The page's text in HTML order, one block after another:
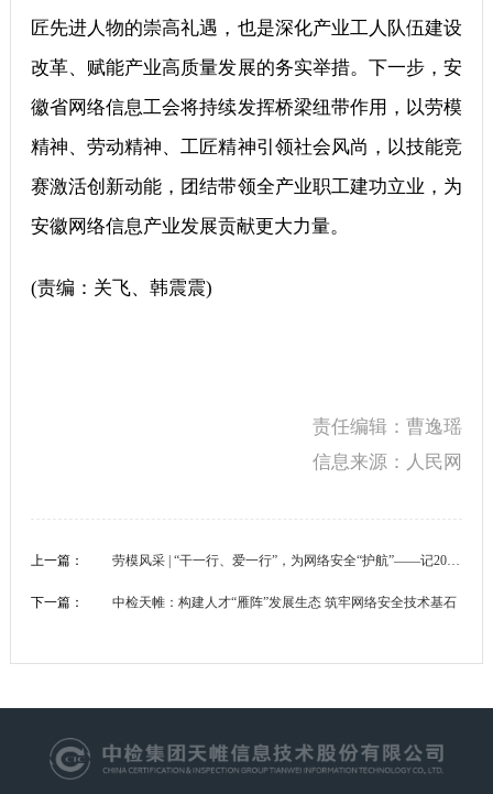
匠先进人物的崇高礼遇，也是深化产业工人队伍建设
改革、赋能产业高质量发展的务实举措。下一步，安
徽省网络信息工会将持续发挥桥梁纽带作用，以劳模
精神、劳动精神、工匠精神引领社会风尚，以技能竞
赛激活创新动能，团结带领全产业职工建功立业，为
安徽网络信息产业发展贡献更大力量。
(责编：关飞、韩震震)
责任编辑：曹逸瑶
信息来源：人民网
上一篇： 劳模风采 | “干一行、爱一行”，为网络安全“护航”——记2026年全国五一劳动奖章获得者武建双
下一篇： 中检天帷：构建人才“雁阵”发展生态 筑牢网络安全技术基石